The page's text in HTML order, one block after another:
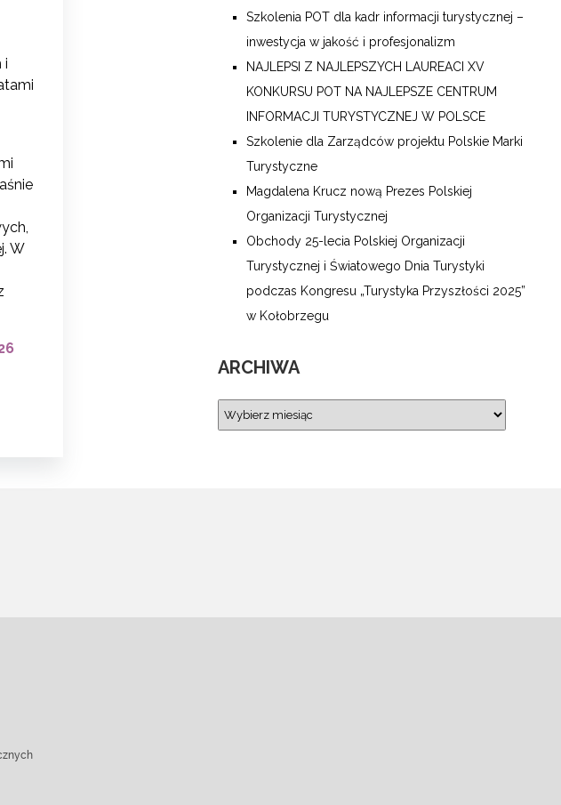
i
W
Szkolenia POT dla kadr informacji turystycznej –
inwestycja w jakość i profesjonalizm
NAJLEPSI Z NAJLEPSZYCH LAUREACI XV
KONKURSU POT NA NAJLEPSZE CENTRUM
INFORMACJI TURYSTYCZNEJ W POLSCE
Szkolenie dla Zarządców projektu Polskie Marki
Turystyczne
Magdalena Krucz nową Prezes Polskiej
Organizacji Turystycznej
Obchody 25-lecia Polskiej Organizacji
Turystycznej i Światowego Dnia Turystyki
podczas Kongresu „Turystyka Przyszłości 2025”
w Kołobrzegu
ARCHIWA